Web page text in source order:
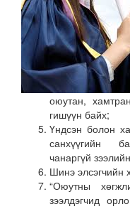
оюутан,
гишүүн байх;
Үндсэн болон
санхүүгийн
чанаргүй
Шинэ
“Оюутны
зээлдэгчид